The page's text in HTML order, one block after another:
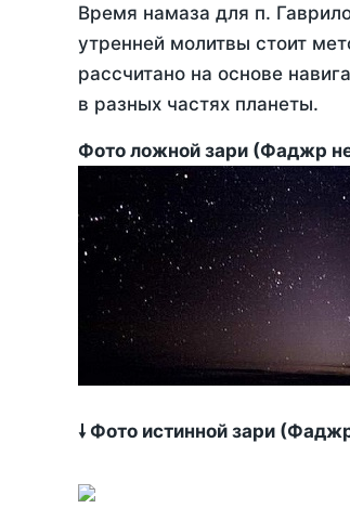
Время намаза для п.
утренней молитвы стоит
рассчитано на основе
в разных частях планеты.
Фото ложной зари (Фаджр
🠗 Фото истинной зари